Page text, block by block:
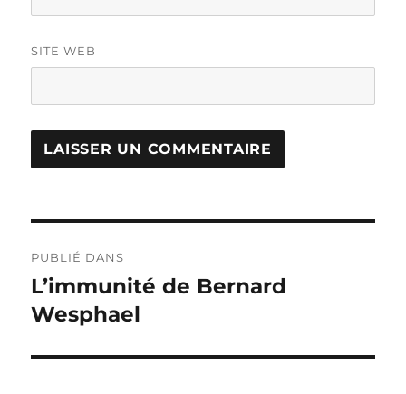
SITE WEB
de
l’article
PUBLIÉ DANS
L’immunité de Bernard
Wesphael